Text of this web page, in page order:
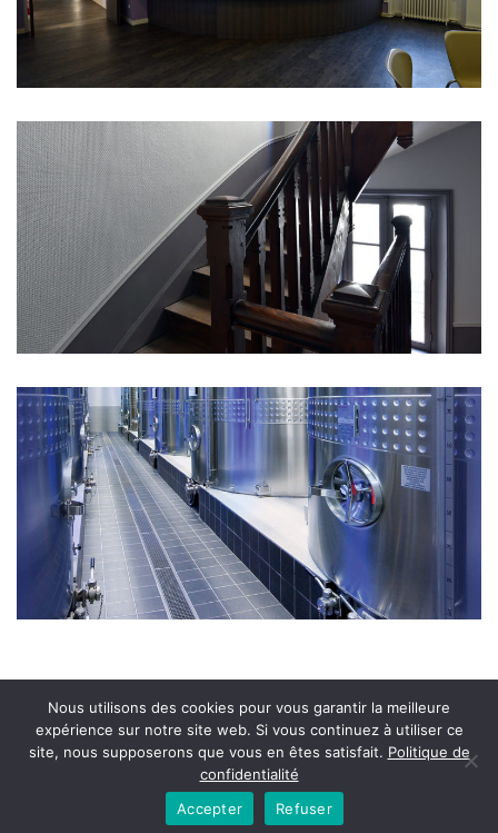
Nous utilisons des cookies pour vous garantir la meilleure
expérience sur notre site web. Si vous continuez à utiliser ce
site, nous supposerons que vous en êtes satisfait. Politique de
confidentialité
Accepter
Refuser